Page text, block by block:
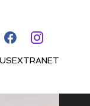
EXTRANET